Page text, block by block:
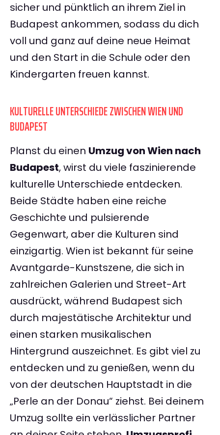
sicher und pünktlich an ihrem Ziel in
Budapest ankommen, sodass du dich
voll und ganz auf deine neue Heimat
und den Start in die Schule oder den
Kindergarten freuen kannst.
KULTURELLE UNTERSCHIEDE ZWISCHEN WIEN UND
BUDAPEST
Planst du einen Umzug von Wien nach
Budapest, wirst du viele faszinierende
kulturelle Unterschiede entdecken.
Beide Städte haben eine reiche
Geschichte und pulsierende
Gegenwart, aber die Kulturen sind
einzigartig. Wien ist bekannt für seine
Avantgarde-Kunstszene, die sich in
zahlreichen Galerien und Street-Art
ausdrückt, während Budapest sich
durch majestätische Architektur und
einen starken musikalischen
Hintergrund auszeichnet. Es gibt viel zu
entdecken und zu genießen, wenn du
von der deutschen Hauptstadt in die
„Perle an der Donau“ ziehst. Bei deinem
Umzug sollte ein verlässlicher Partner